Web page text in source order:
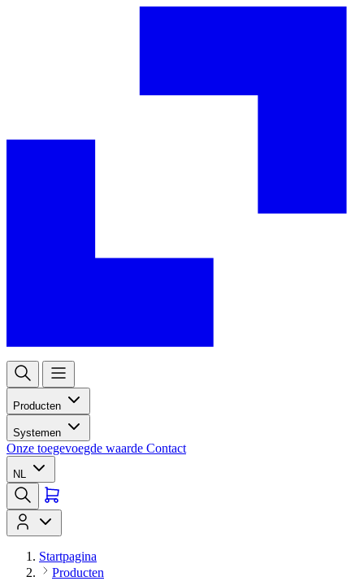
Producten
Systemen
Onze toegevoegde waarde Contact
NL
Startpagina
Producten